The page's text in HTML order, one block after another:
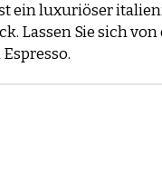
ein luxuriöser
Lassen Sie sich